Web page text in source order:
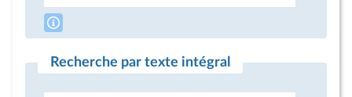
Recherche par texte intégral